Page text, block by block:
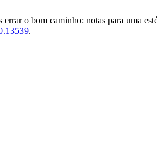
errar o bom caminho: notas para uma
.